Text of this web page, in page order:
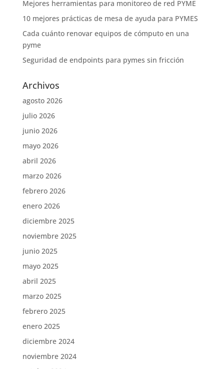
Mejores herramientas para monitoreo de red PYME
10 mejores prácticas de mesa de ayuda para PYMES
Cada cuánto renovar equipos de cómputo en una
pyme
Seguridad de endpoints para pymes sin fricción
Archivos
agosto 2026
julio 2026
junio 2026
mayo 2026
abril 2026
marzo 2026
febrero 2026
enero 2026
diciembre 2025
noviembre 2025
junio 2025
mayo 2025
abril 2025
marzo 2025
febrero 2025
enero 2025
diciembre 2024
noviembre 2024